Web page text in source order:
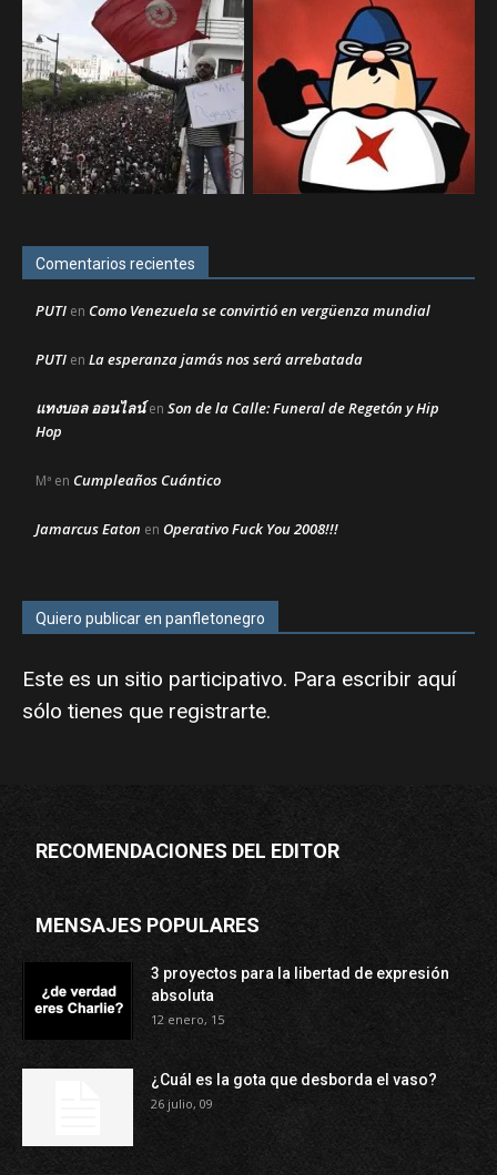
Comentarios recientes
PUTI en Como Venezuela se convirtió en vergüenza mundial
PUTI en La esperanza jamás nos será arrebatada
แทงบอล ออนไลน์en Son de la Calle: Funeral de Regetón y Hip
Hop
Mª en Cumpleaños Cuántico
Jamarcus Eaton en Operativo Fuck You 2008!!!
Quiero publicar en panfletonegro
Este es un sitio participativo. Para escribir aquí
sólo tienes que registrarte.
RECOMENDACIONES DEL EDITOR
MENSAJES POPULARES
3 proyectos para la libertad de expresión
absoluta
12 enero, 15
¿Cuál es la gota que desborda el vaso?
26 julio, 09